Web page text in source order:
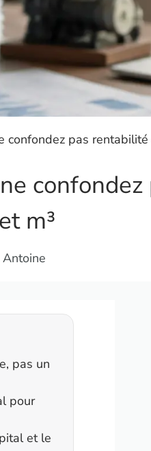
confondez pas rentabilité
confondez
m³
pas un
pour
et le